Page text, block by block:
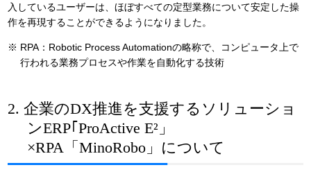
入しているユーザーは、ほぼすべての定型業務について安定した操
作を再現することができるようになりました。
※ RPA：Robotic Process Automationの略称で、コンピュータ上で
行われる業務プロセスや作業を自動化する技術
2. 企業のDX推進を支援するソリューショ
ンERP｢ProActive E²」
×RPA「MinoRobo」について